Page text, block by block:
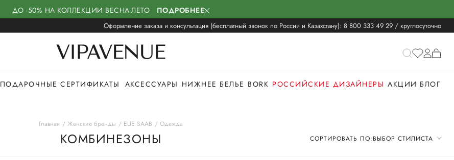
ДО -50% НА КОЛЛЕКЦИИ ВЕСНА-ЛЕТО ПОДРОБНЕЕ
Оформление заказа и консультация (бесплатный звонок по России и Казахстану): 8 800 333 49 29 / круглосуточно
ПОДАРОЧНЫЕ СЕРТИФИКАТЫ АКСЕССУАРЫ НИЖНЕЕ БЕЛЬЕ BORK РОССИЙСКИЕ ДИЗАЙНЕРЫ АКЦИИ БЛОГ
Главная Женские бренды ELIE SAAB Одежда
КОМБИНЕЗОНЫ СОРТИРОВАТЬ ПО:ВЫБОР СТИЛИСТА